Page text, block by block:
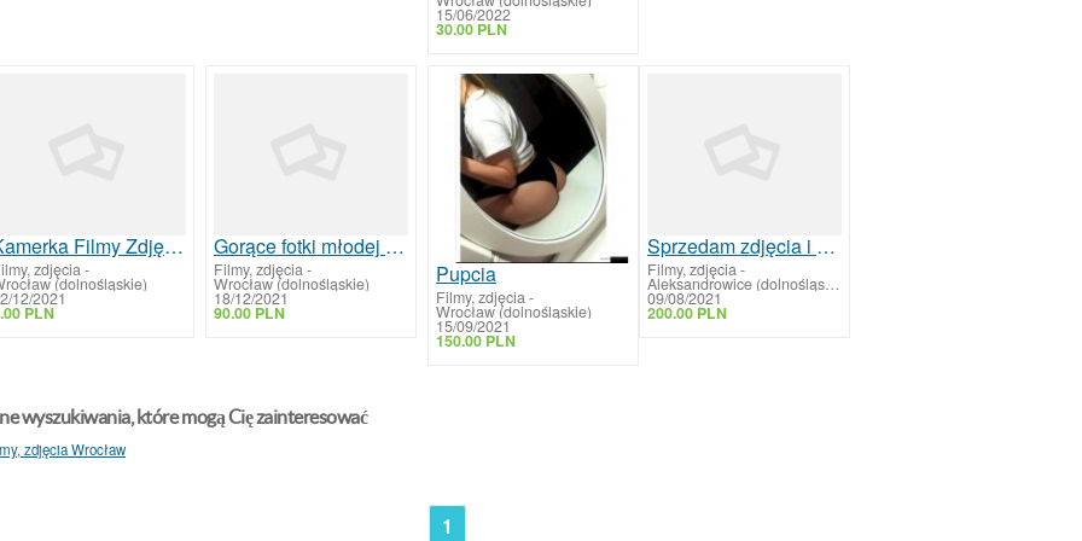
15/06/2022
30.00 PLN
Kamerka Filmy Zdjęcia Fetysze
zdjęcia-
(dolnośląskie)
12/2021
PLN
Gorące fotki młodej laski
Filmy, zdjęcia-
Wrocław (dolnośląskie)
18/12/2021
90.00 PLN
Pupcia
Filmy, zdjęcia-
Wrocław (dolnośląskie)
15/09/2021
150.00 PLN
Sprzedam zdjęcia i filmy
Filmy, zdjęcia-
Aleksandrowice (dolnośląskie)
09/08/2021
200.00 PLN
wyszukiwania, które mogą Cię zainteresować
zdjęcia Wrocław
1